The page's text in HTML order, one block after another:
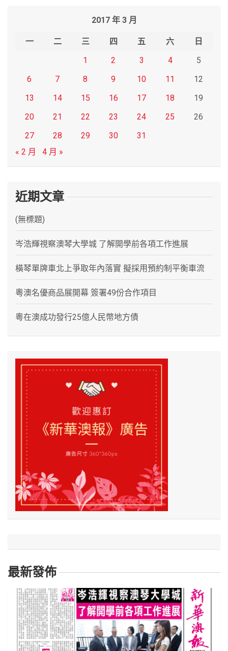
2017 年 3 月
一 二 三 四 五 六
日
1
2 3 4
5
6
7 8 9 10 11
12
13
14 15 16 17 18
19
20
21 22 23 24 25
26
27
28 29 30
31
« 2 月
4 月 »
近期文章
(無標題)
岑浩輝視察澳琴大學城 了解開學前各項工作進展
橫琴單牌車北上爭取年內落實 擬採用預約制平衡車流
粵澳名優商品展開幕 簽署49份合作項目
粵在澳成功發行25億人民幣地方債
最新發佈